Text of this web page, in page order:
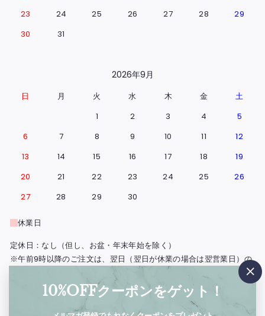
10%OFFクーポンをゲット！ "閉
23
24 25 26 27 28
29
30
31
2026年9月
日 月 火 水 木 金
土
1
2 3 4
5
6
7 8 9 10 11
12
13
14 15 16 17 18
19
20
21 22 23 24 25
26
27
28 29 30
休業日
定休日：なし（但し、お盆・年末年始を除く）
※午前9時以降のご注文は、翌日（翌日が休業の場合は翌営業日）の
※北海道・島根県と広島県の一部地域・鳥取・岡山・山口・四国・九
州・沖縄は、出荷の翌々日のお届けとなります。
※実店舗（西浅草）の営業日もこの営業日カレンダーに準じます。